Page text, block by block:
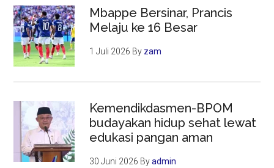
Mbappe Bersinar, Prancis
Melaju ke 16 Besar
1 Juli 2026 By zam
Kemendikdasmen-BPOM
budayakan hidup sehat lewat
edukasi pangan aman
30 Juni 2026 Byadmin